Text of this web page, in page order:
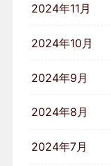
2024年11月
2024年10月
2024年9月
2024年8月
2024年7月